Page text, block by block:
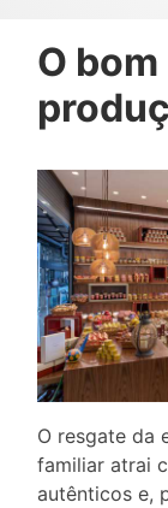
O
O resgate da
familiar atrai
autênticos e,